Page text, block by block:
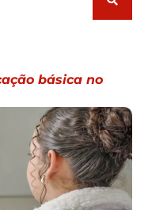
básica no